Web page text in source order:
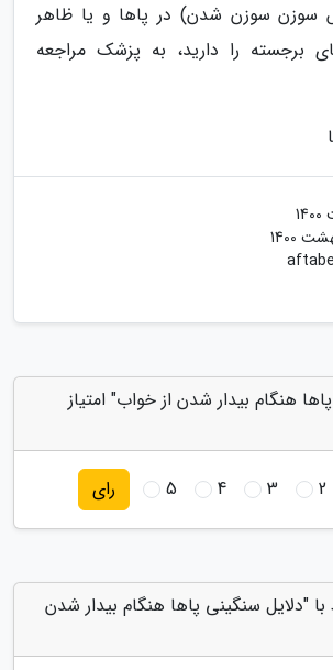
سوزن سوزن شدن) در پاها و یا ظاهر
برجسته را دارید، به پزشک مراجعه
هنگام بیدار شدن از خواب" امتیاز
2
3
4
5 رای
"دلایل سنگینی پاها هنگام بیدار شدن